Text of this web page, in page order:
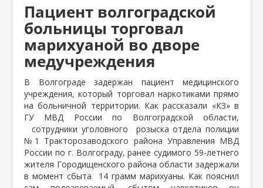
Пациент волгоградской
больницы торговал
марихуаной во дворе
медучреждения
В Волгограде задержан пациент медицинского
учреждения, который торговал наркотиками прямо
на больничной территории. Как рассказали «КЗ» в
ГУ МВД России по Волгоградской области,
сотрудники уголовного
розыска отдела полиции
№1 Тракторозаводского района Управления МВД
России по г. Волгограду, ранее судимого 59-летнего
жителя Городищенского района области задержали
в момент сбыта
14 грамм марихуаны. Как пояснил